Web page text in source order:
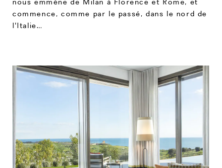
commence, comme par le passé, dans le nord de
l'Italie…